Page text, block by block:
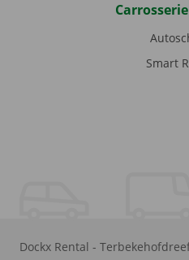
Smart
Dockx Rental -